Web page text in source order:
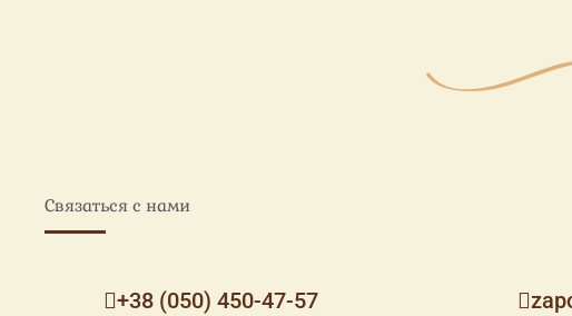
Связаться с нами
+38 (050) 450-47-57